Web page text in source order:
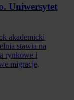
Uniwersytet
akademicki
stawia na
rynkowe i
migracje,